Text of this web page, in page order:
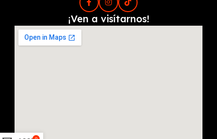
¡Ven a visítarnos!